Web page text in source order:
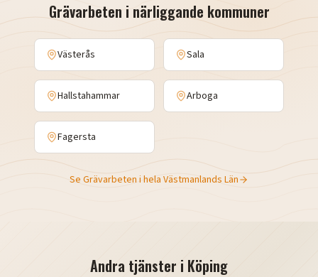
Grävarbeten i närliggande kommuner
Västerås Sala
Hallstahammar Arboga
Fagersta
Se Grävarbeten i hela Västmanlands Län
Andra tjänster i Köping